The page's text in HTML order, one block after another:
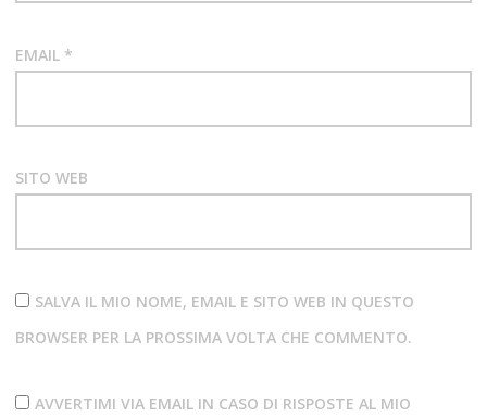
EMAIL *
SITO WEB
SALVA IL MIO NOME, EMAIL E SITO WEB IN QUESTO
BROWSER PER LA PROSSIMA VOLTA CHE COMMENTO.
AVVERTIMI VIA EMAIL IN CASO DI RISPOSTE AL MIO